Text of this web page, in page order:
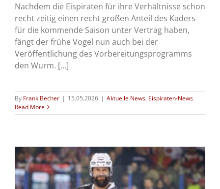
Nachdem die Eispiraten für ihre Verhältnisse schon
recht zeitig einen recht großen Anteil des Kaders
für die kommende Saison unter Vertrag haben,
fängt der frühe Vogel nun auch bei der
Veröffentlichung des Vorbereitungsprogramms
den Wurm. [...]
By Frank Becher | 15.05.2026 | Aktuelle News, Eispiraten-News
Read More